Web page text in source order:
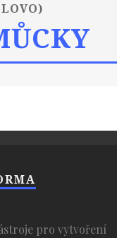
pro vytvoření